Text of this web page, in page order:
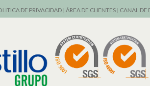
DE PRIVACIDAD| ÁREA DE CLIENTES| CANAL DE